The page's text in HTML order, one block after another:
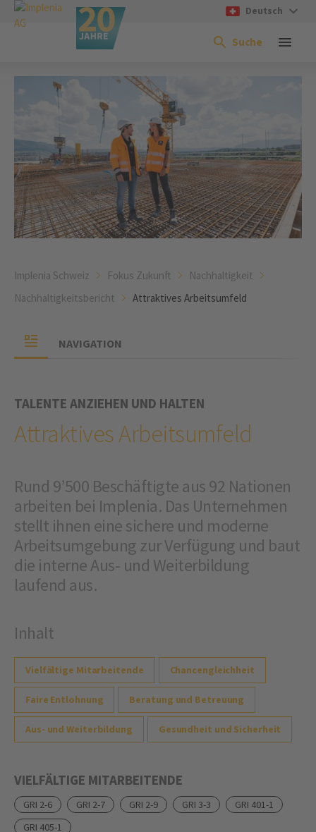
Deutsch
Suche
Implenia Schweiz Fokus Zukunft
Nachhaltigkeit
Nachhaltigkeitsbericht
Attraktives Arbeitsumfeld
NAVIGATION
TALENTE ANZIEHEN UND HALTEN
Attraktives Arbeitsumfeld
Rund 9’500 Beschäftigte aus 92 Nationen
arbeiten bei Implenia. Das Unternehmen
stellt ihnen eine sichere und moderne
Arbeitsumgebung zur Verfügung und baut
die interne Aus- und Weiterbildung
laufend aus.
Inhalt
Vielfältige Mitarbeitende Chancengleichheit
Faire Entlohnung Beratung und Betreuung
Aus- und Weiterbildung Gesundheit und Sicherheit
VIELFÄLTIGE MITARBEITENDE
GRI 2-6 GRI 2-7 GRI 2-9 GRI 3-3
GRI 401-1
GRI 405-1